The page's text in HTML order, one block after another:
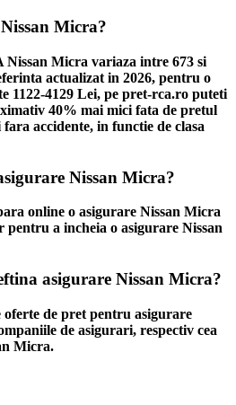
Micra?
Micra variaza intre 673 si
actualizat in 2026, pentru o
1122-4129 Lei, pe pret-rca.ro puteti
40% mai mici fata de pretul
accidente, in functie de clasa
Nissan Micra?
online o asigurare Nissan Micra
pentru a incheia o asigurare Nissan
asigurare Nissan Micra?
de pret pentru asigurare
de asigurari, respectiv cea
Micra.